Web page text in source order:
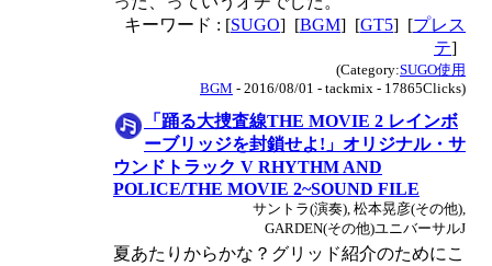
キーワード : [SUGO] [BGM] [GT5] [プレス
テ]
(Category:SUGO使用
BGM - 2016/08/01 - tackmix - 17865Clicks)
「踊る大捜査線THE MOVIE 2 レインボ
ーブリッジを封鎖せよ!」オリジナル・サ
ウンドトラック V RHYTHM AND
POLICE/THE MOVIE 2~SOUND FILE
サントラ(演奏), 松本晃彦(その他),
GARDEN(その他)ユニバーサルJ
夏あたりからかな？グリッド紹介のためにこ